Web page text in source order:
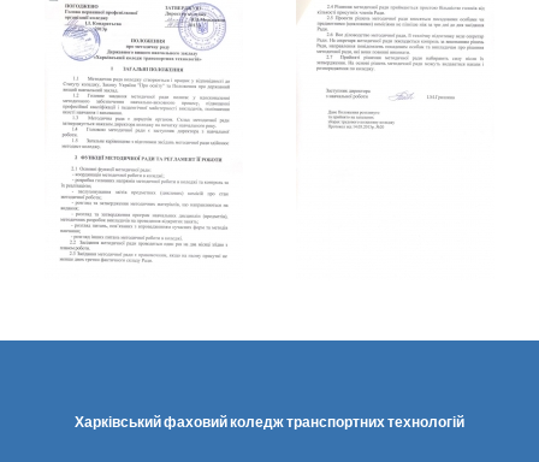
Харківський фаховий коледж транспортних технологій